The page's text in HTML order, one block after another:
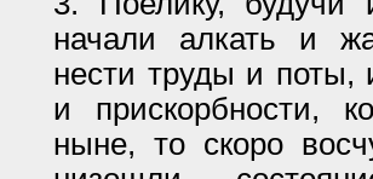
начали алкать и
нести труды и поты,
и прискорбности,
ныне, то скоро